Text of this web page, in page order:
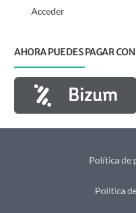
Acceder
AHORA PUEDES PAGAR CON
Política de
Política